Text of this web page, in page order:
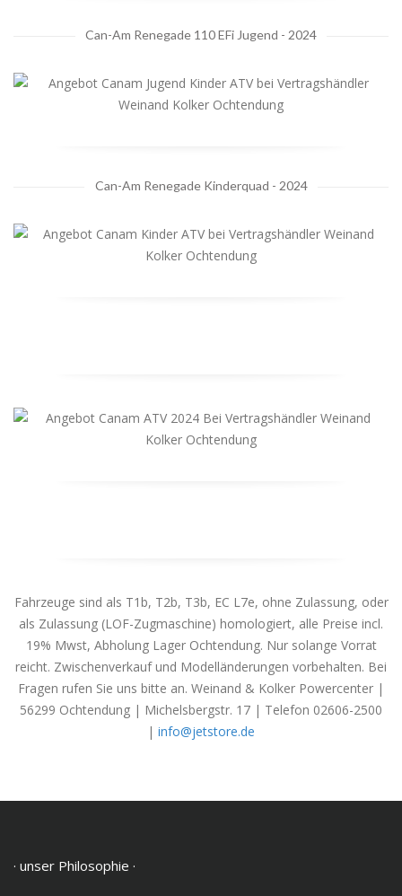
Can-Am Renegade 110 EFi Jugend - 2024
Can-Am Renegade Kinderquad - 2024
Fahrzeuge sind als T1b, T2b, T3b, EC L7e, ohne Zulassung, oder
als Zulassung (LOF-Zugmaschine) homologiert, alle Preise incl.
19% Mwst, Abholung Lager Ochtendung. Nur solange Vorrat
reicht. Zwischenverkauf und Modelländerungen vorbehalten. Bei
Fragen rufen Sie uns bitte an. Weinand & Kolker Powercenter |
56299 Ochtendung | Michelsbergstr. 17 | Telefon 02606-2500
| info@jetstore.de
· unser Philosophie ·